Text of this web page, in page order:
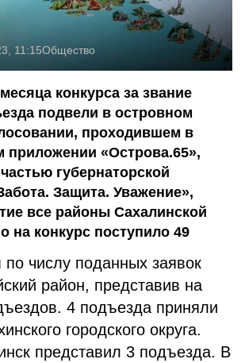
11:15Общество
конкурса за звание
подвели в островном
проходившем в
приложении «Острова.65»,
губернаторской
Защита. Уважение»,
все районы Сахалинской
на конкурс поступило 49
числу поданных заявок
район, представив на
4 подъезда приняли
городского округа.
представил 3 подъезда. В